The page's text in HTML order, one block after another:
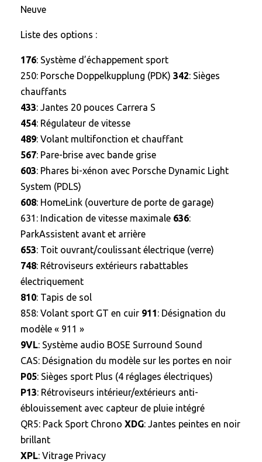
Neuve
Liste des options :
176: Système d’échappement sport
250: Porsche Doppelkupplung (PDK) 342: Sièges
chauffants
433: Jantes 20 pouces Carrera S
454: Régulateur de vitesse
489: Volant multifonction et chauffant
567: Pare-brise avec bande grise
603: Phares bi-xénon avec Porsche Dynamic Light
System (PDLS)
608: HomeLink (ouverture de porte de garage)
631 : Indication de vitesse maximale 636:
ParkAssistent avant et arrière
653: Toit ouvrant/coulissant électrique (verre)
748: Rétroviseurs extérieurs rabattables
électriquement
810: Tapis de sol
858: Volant sport GT en cuir 911: Désignation du
modèle « 911 »
9VL: Système audio BOSE Surround Sound
CAS: Désignation du modèle sur les portes en noir
P05: Sièges sport Plus (4 réglages électriques)
P13: Rétroviseurs intérieur/extérieurs anti-
éblouissement avec capteur de pluie intégré
QR5: Pack Sport Chrono XDG: Jantes peintes en noir
brillant
XPL: Vitrage Privacy